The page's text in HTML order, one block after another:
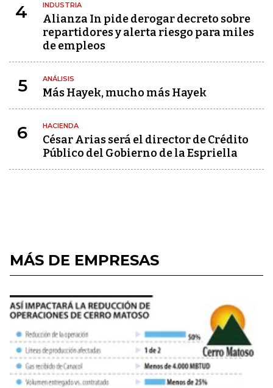
4 INDUSTRIA
Alianza In pide derogar decreto sobre
repartidores y alerta riesgo para miles
de empleos
5 ANÁLISIS
Más Hayek, mucho más Hayek
6 HACIENDA
César Arias será el director de Crédito
Público del Gobierno de la Espriella
MÁS DE EMPRESAS